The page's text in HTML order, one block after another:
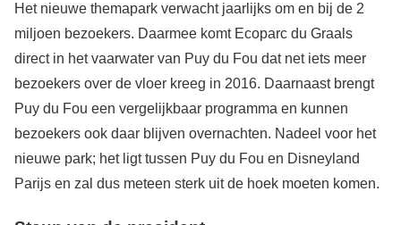
Het nieuwe themapark verwacht jaarlijks om en bij de 2
miljoen bezoekers. Daarmee komt Ecoparc du Graals
direct in het vaarwater van Puy du Fou dat net iets meer
bezoekers over de vloer kreeg in 2016. Daarnaast brengt
Puy du Fou een vergelijkbaar programma en kunnen
bezoekers ook daar blijven overnachten. Nadeel voor het
nieuwe park; het ligt tussen Puy du Fou en Disneyland
Parijs en zal dus meteen sterk uit de hoek moeten komen.